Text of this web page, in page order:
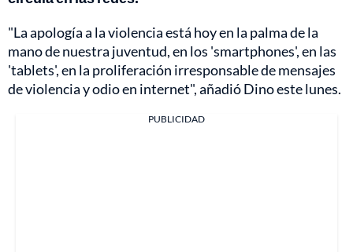
"La apología a la violencia está hoy en la palma de la
mano de nuestra juventud, en los 'smartphones', en las
'tablets', en la proliferación irresponsable de mensajes
de violencia y odio en internet", añadió Dino este lunes.
PUBLICIDAD